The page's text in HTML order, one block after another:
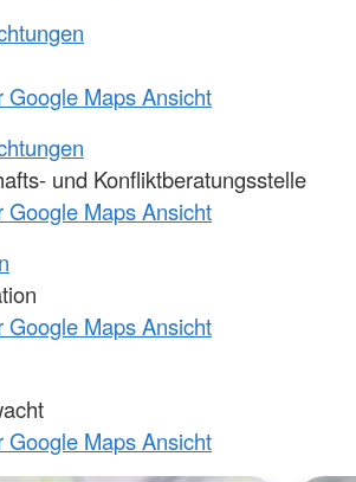
Google Maps Ansicht
und Konfliktberatungsstelle
Google Maps Ansicht
Google Maps Ansicht
Google Maps Ansicht